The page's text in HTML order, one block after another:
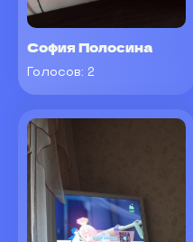
София Полосина
Голосов: 2